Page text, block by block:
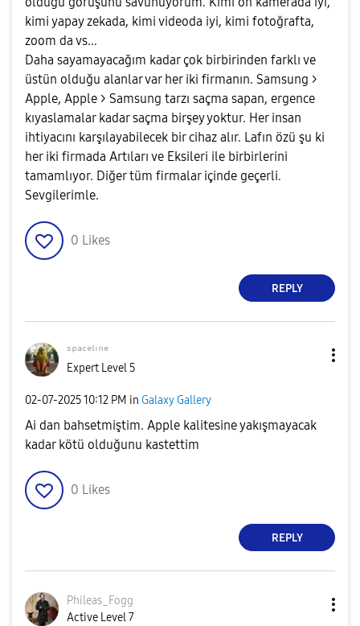
kimi yapay zekada, kimi videoda iyi, kimi fotoğrafta,
zoom da vs...
Daha sayamayacağım kadar çok birbirinden farklı ve
üstün olduğu alanlar var her iki firmanın. Samsung >
Apple, Apple > Samsung tarzı saçma sapan, ergence
kıyaslamalar kadar saçma birşey yoktur. Her insan
ihtiyacını karşılayabilecek bir cihaz alır. Lafın özü şu ki
her iki firmada Artıları ve Eksileri ile birbirlerini
tamamlıyor. Diğer tüm firmalar içinde geçerli.
Sevgilerimle.
0 Likes
REPLY
ˢᵖᵃᶜᵉˡⁱⁿᵉ
Expert Level 5
‎02-07-202510:12 PM in Galaxy Gallery
Ai dan bahsetmiştim. Apple kalitesine yakışmayacak
kadar kötü olduğunu kastettim
0 Likes
REPLY
Phileas_Fogg
Active Level 7